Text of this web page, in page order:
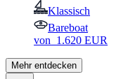
Klassisch
Bareboat
von 1.620 EUR
Mehr entdecken